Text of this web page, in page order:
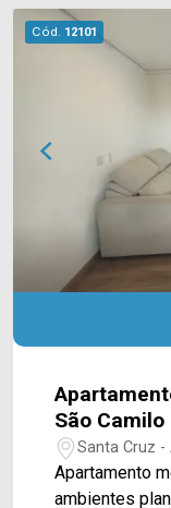
vagas cobertas; Localizada no Parque Nova
Carioba, em
ao Delta
serviços da
acesso às
facilitando os
regiões da cidade. Entre em
equipe da
WhatsApp e
Imóveis -
Cód. 12101
São
Santa Cruz
Apartamento
ambientes